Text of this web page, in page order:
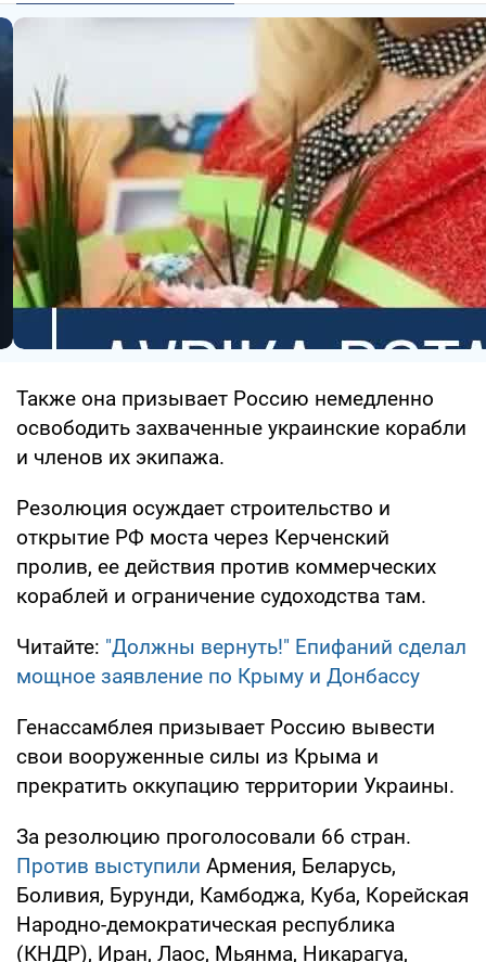
Также она призывает Россию немедленно
освободить захваченные украинские корабли
и членов их экипажа.
Резолюция осуждает строительство и
открытие РФ моста через Керченский
пролив, ее действия против коммерческих
кораблей и ограничение судоходства там.
Читайте: "Должны вернуть!" Епифаний сделал
мощное заявление по Крыму и Донбассу
Генассамблея призывает Россию вывести
свои вооруженные силы из Крыма и
прекратить оккупацию территории Украины.
За резолюцию проголосовали 66 стран.
Против выступили Армения, Беларусь,
Боливия, Бурунди, Камбоджа, Куба, Корейская
Народно-демократическая республика
(КНДР), Иран, Лаос, Мьянма, Никарагуа,